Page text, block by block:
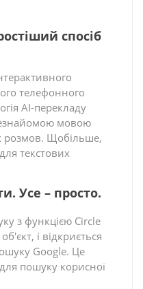
спосіб
телефонного
AI-перекладу
мовою
розмов. Щобільше,
текстових
Усе – просто.
з функцією Circle
і відкриється
Google. Це
пошуку корисної